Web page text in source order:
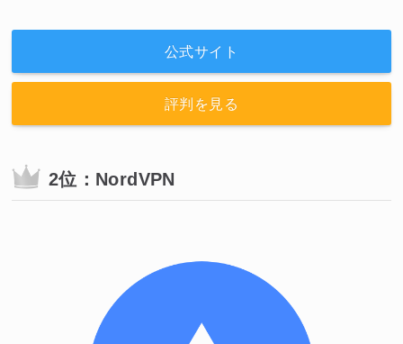
公式サイト
評判を見る
2位：NordVPN